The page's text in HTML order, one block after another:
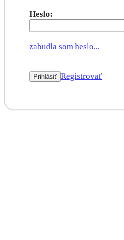
Heslo:
zabudla som heslo...
Registrovať